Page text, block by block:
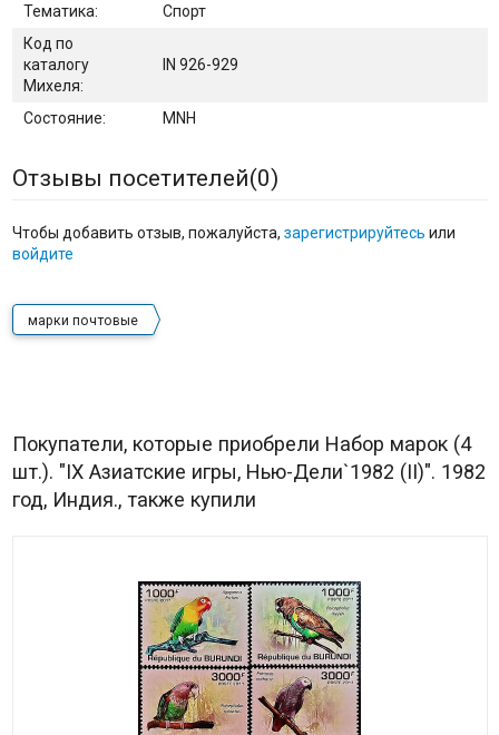
Тематика:
Спорт
Код по
каталогу
Михеля:
IN 926-929
Состояние: MNH
Отзывы посетителей(0)
Чтобы добавить отзыв, пожалуйста, зарегистрируйтесь или
войдите
марки почтовые
Покупатели, которые приобрели Набор марок (4
шт.). "IX Азиатские игры, Нью-Дели`1982 (II)". 1982
год, Индия., также купили